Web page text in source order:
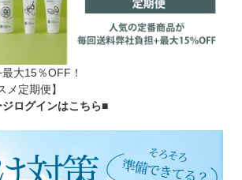
大15％OFF！
メ定期便】
ログインはこちら■